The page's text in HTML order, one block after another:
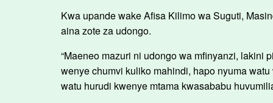
Kwa upande wake Afisa Kilimo wa Suguti,
aina zote za udongo.
“Maeneo mazuri ni udongo wa mfinyanzi,
wenye chumvi kuliko mahindi, hapo nyuma
watu hurudi kwenye mtama kwasababu